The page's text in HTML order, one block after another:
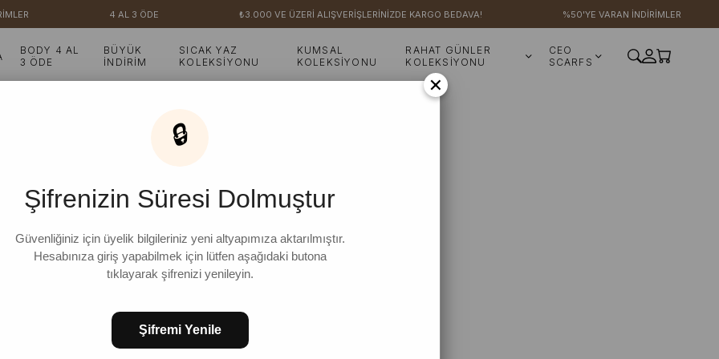
4 AL 3 ÖDE ₺3.000 VE ÜZERİ ALIŞVERİŞLERİNİZDE KARGO BEDAVA! %50'YE VARAN İNDİRİMLER
BODY 4 AL
3 ÖDE
BÜYÜK
İNDİRİM
SICAK YAZ
KOLEKSİYONU
KUMSAL
KOLEKSİYONU
RAHAT GÜNLER
KOLEKSİYONU
CEO
SCARFS
×
🔒
Şifrenizin Süresi Dolmuştur
Güvenliğiniz için üyelik bilgileriniz yeni altyapımıza aktarılmıştır.
Hesabınıza giriş yapabilmek için lütfen aşağıdaki butona
tıklayarak şifrenizi yenileyin.
Şifremi Yenile